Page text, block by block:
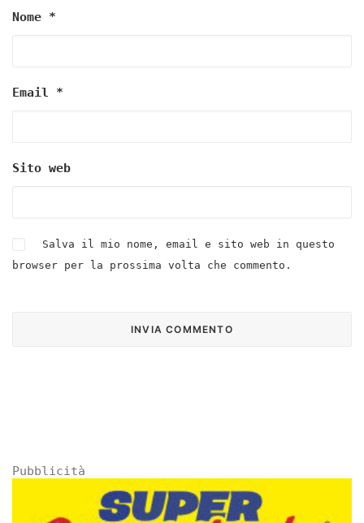
Nome *
Email *
Sito web
Salva il mio nome, email e sito web in questo
browser per la prossima volta che commento.
Pubblicità